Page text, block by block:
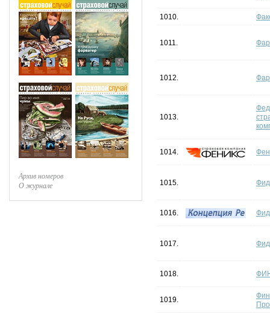
Архив номеров
О журнале
1010.
1011.
1012.
1013.
1014.
1015.
1016.
1017.
1018.
1019.